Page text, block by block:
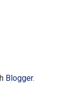
Blogger.